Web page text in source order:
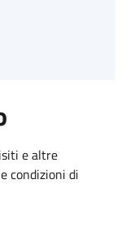
e altre
condizioni di